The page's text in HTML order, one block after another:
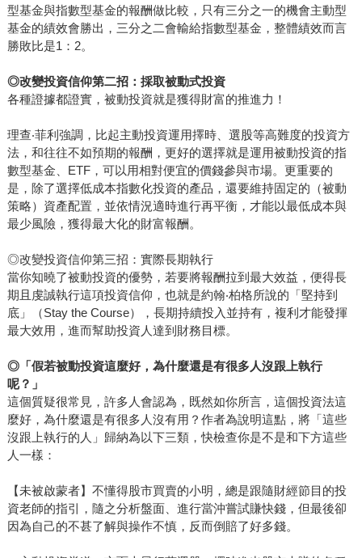
型基金與指數型基金的報酬做比較，只有三分之一的機會主動型
基金的績效會勝出，三分之二會輸給指數型基金，整體績效而言
勝敗比是1：2。
◎改變投資信仰第二招：採取被動式投資
各種證據都證實，被動投資就是獲得財富的推進力！
理查‧菲利強調，比起主動投資運用擇時、選股等高難度的投資方
法，和往往不如預期的報酬，更好的選擇就是運用被動投資的指
數型基金、ETF，可以用相對便宜的價錢參與市場。更重要的
是，除了選擇低成本指數化投資的產品，還要維持固定的（被動
策略）資產配置，並依情況適時進行再平衡，才能以最低成本與
最少風險，獲得最大化的財富報酬。
◎改變投資信仰第三招：實際長期執行
當你知曉了被動投資的優勢，若要將報酬拉到最大效益，便得長
期且虔誠執行這項投資信仰，也就是約翰‧柏格所說的「堅持到
底」（Stay the Course），長期持續投入並持有，複利才能發揮
最大效用，進而幫助投資人達到財務目標。
◎「假若被動投資這麼好，為什麼還是有很多人沒跟上執行
呢？」
這個質疑很常見，許多人會認為，既然如你所言，這個投資法這
麼好，為什麼還是有很多人沒有用？作者為說明這點，將「這些
沒跟上執行的人」歸納為以下三類，快檢查你是不是和下方這些
人一樣：
【未被啟蒙者】不懂得股市買賣的小明，總是跟隨財經節目的投
資老師的指引，隨之分析盤面、進行當沖嘗試賺快錢，但最後卻
因為自己的不甚了解與操作不慎，反而倒賠了好多錢。